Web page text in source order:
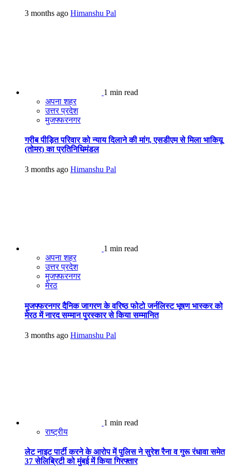
3 months ago Himanshu Pal
1 min read
अपना शहर
उत्तर प्रदेश
मुजफ्फरनगर
गरीब पीड़ित परिवार को न्याय दिलाने की मांग, एसडीएम से मिला भाकियू
(तोमर) का प्रतिनिधिमंडल
3 months ago Himanshu Pal
1 min read
अपना शहर
उत्तर प्रदेश
मुजफ्फरनगर
मेरठ
मुजफ्फरनगर दैनिक जागरण के वरिष्ठ फोटो जर्नलिस्ट भूषण भास्कर को
मेरठ में नारद सम्मान पुरस्कार से किया सम्मानित
3 months ago Himanshu Pal
1 min read
राष्ट्रीय
लेट नाइट पार्टी करने के आरोप में पुलिस ने सुरेश रैना व गुरू रंधावा समेत
37 सेलिब्रिटी को मुंबई में किया गिरफ्तार